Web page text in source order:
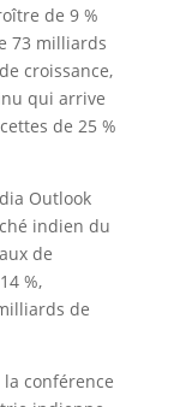
de 9 %
73 milliards
croissance,
qui arrive
de 25 %
Outlook
indien du
de
%,
de
conférence